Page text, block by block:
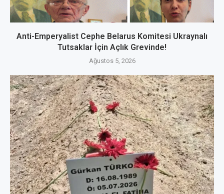
Anti-Emperyalist Cephe Belarus Komitesi Ukraynalı
Tutsaklar İçin Açlık Grevinde!
Ağustos 5, 2026